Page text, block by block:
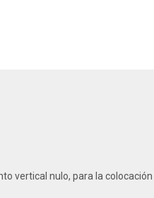
vertical nulo, para la